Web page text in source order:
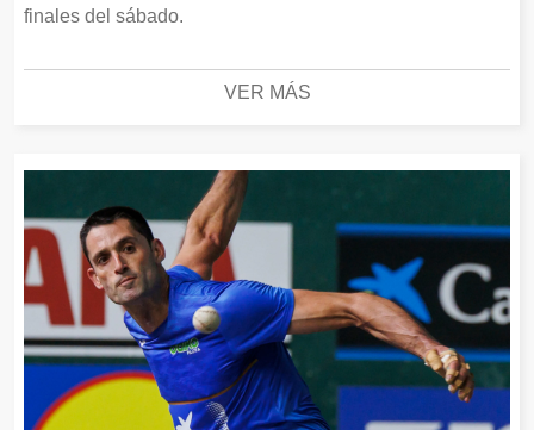
finales del sábado.
VER MÁS